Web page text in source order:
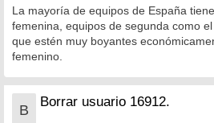
n
s
a
j
e
La mayoría de equipos de España
femenina, equipos de segunda como
que estén muy boyantes
femenino.
B
Borrar usuario 16912.